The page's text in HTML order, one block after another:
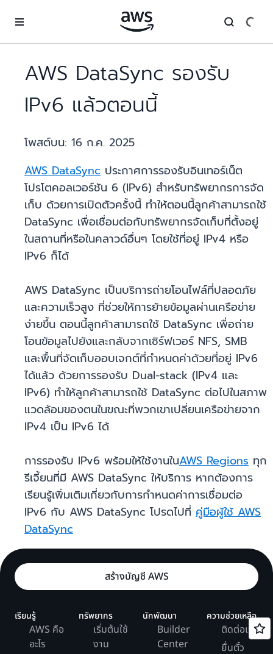
AWS DataSync รองรับ
IPv6 แล้วตอนนี้
โพสต์บน: 16 ก.ค. 2025
AWS DataSync ประกาศการรองรับอินเทอร์เน็ต
โปรโตคอลเวอร์ชัน 6 (IPv6) สำหรับทรัพยากรการจัด
เก็บ ด้วยการเปิดตัวครั้งนี้ ทำให้ตอนนี้ลูกค้าสามารถใช้
DataSync เพื่อเชื่อมต่อกับทรัพยากรจัดเก็บที่ตั้งอยู่
ในสถานที่หรือในคลาวด์อื่นๆ โดยใช้ที่อยู่ IPv4 หรือ
IPv6 ก็ได้
AWS DataSync เป็นบริการถ่ายโอนไฟล์ที่ปลอดภัย
และความเร็วสูง ที่ช่วยให้การย้ายข้อมูลผ่านเครือข่าย
ง่ายขึ้น ตอนนี้ลูกค้าสามารถใช้ DataSync เพื่อถ่าย
โอนข้อมูลไปยังและกลับจากเซิร์ฟเวอร์ NFS, SMB
และพื้นที่จัดเก็บออบเจกต์ที่กำหนดค่าด้วยที่อยู่ IPv6
ได้แล้ว ด้วยการรองรับ Dual-stack (IPv4 และ
IPv6) ทำให้ลูกค้าสามารถใช้ DataSync ต่อไปในสภาพ
แวดล้อมของตนในขณะที่พวกเขาเปลี่ยนเครือข่ายจาก
IPv4 เป็น IPv6 ได้
การรองรับ IPv6 พร้อมให้ใช้งานในAWS Regions ทุก
รีเจี้ยนที่มี AWS DataSync ให้บริการ หากต้องการ
เรียนรู้เพิ่มเติมเกี่ยวกับการกำหนดค่าการเชื่อมต่อ
IPv6 กับ AWS DataSync โปรดไปที่ คู่มือผู้ใช้ AWS
DataSync
สร้างบัญชี AWS
เรียนรู้
AWS คือ
อะไร
ทรัพยากร
เริ่มต้นใช้
งาน
นักพัฒนา
Builder
Center
ความช่วยเหลือ
ติดต่อเรา
ยื่นตั๋ว